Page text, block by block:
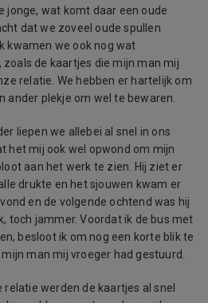
jonge, wat komt daar een oude
dat we zoveel oude spullen
kwamen we ook nog wat
de kaartjes die mijn man mij
relatie. We hebben er hartelijk om
ander plekje om wel te bewaren.
liepen we allebei al snel in ons
het mij ook wel opwond om mijn
aan het werk te zien. Hij ziet er
drukte en het sjouwen kwam er
en de volgende ochtend was hij
toch jammer. Voordat ik de bus met
besloot ik om nog een korte blik te
man mij vroeger had gestuurd.
relatie werden de kaartjes al snel